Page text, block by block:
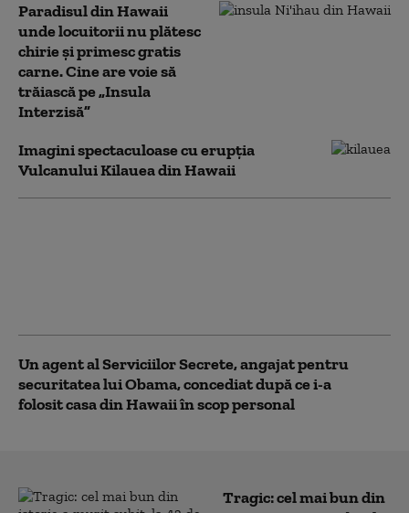
Paradisul din Hawaii
unde locuitorii nu plătesc
chirie și primesc gratis
carne. Cine are voie să
trăiască pe „Insula
Interzisă”
Imagini spectaculoase cu erupția
Vulcanului Kilauea din Hawaii
Un agent al Serviciilor Secrete, angajat pentru
securitatea lui Obama, concediat după ce i-a
folosit casa din Hawaii în scop personal
Tragic: cel mai bun din